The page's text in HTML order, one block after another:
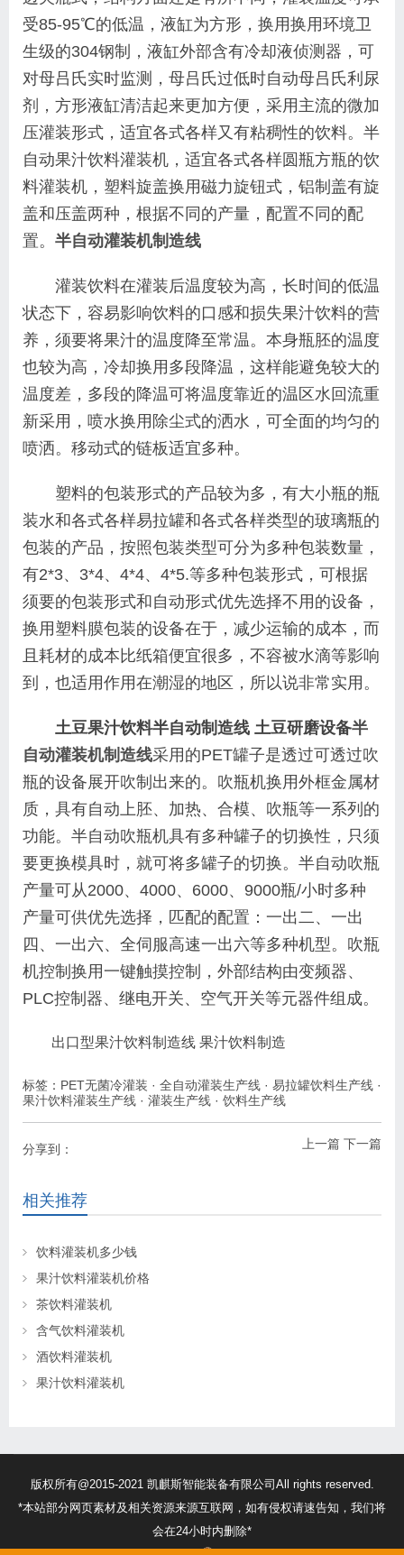
受85-95℃的低温，液缸为方形，换用换用环境卫
生级的304钢制，液缸外部含有冷却液侦测器，可
对母吕氏实时监测，母吕氏过低时自动母吕氏利尿
剂，方形液缸清洁起来更加方便，采用主流的微加
压灌装形式，适宜各式各样又有粘稠性的饮料。半
自动果汁饮料灌装机，适宜各式各样圆瓶方瓶的饮
料灌装机，塑料旋盖换用磁力旋钮式，铝制盖有旋
盖和压盖两种，根据不同的产量，配置不同的配
置。 半自动灌装机制造线
灌装饮料在灌装后温度较为高，长时间的低温
状态下，容易影响饮料的口感和损失果汁饮料的营
养，须要将果汁的温度降至常温。本身瓶胚的温度
也较为高，冷却换用多段降温，这样能避免较大的
温度差，多段的降温可将温度靠近的温区水回流重
新采用，喷水换用除尘式的洒水，可全面的均匀的
喷洒。移动式的链板适宜多种。
塑料的包装形式的产品较为多，有大小瓶的瓶
装水和各式各样易拉罐和各式各样类型的玻璃瓶的
包装的产品，按照包装类型可分为多种包装数量，
有2*3、3*4、4*4、4*5.等多种包装形式，可根据
须要的包装形式和自动形式优先选择不用的设备，
换用塑料膜包装的设备在于，减少运输的成本，而
且耗材的成本比纸箱便宜很多，不容被水滴等影响
到，也适用作用在潮湿的地区，所以说非常实用。
土豆果汁饮料半自动制造线 土豆研磨设备半
自动灌装机制造线采用的PET罐子是透过可透过吹
瓶的设备展开吹制出来的。吹瓶机换用外框金属材
质，具有自动上胚、加热、合模、吹瓶等一系列的
功能。半自动吹瓶机具有多种罐子的切换性，只须
要更换模具时，就可将多罐子的切换。半自动吹瓶
产量可从2000、4000、6000、9000瓶/小时多种
产量可供优先选择，匹配的配置：一出二、一出
四、一出六、全伺服高速一出六等多种机型。吹瓶
机控制换用一键触摸控制，外部结构由变频器、
PLC控制器、继电开关、空气开关等元器件组成。
出口型果汁饮料制造线 果汁饮料制造
标签： PET无菌冷灌装 · 全自动灌装生产线 · 易拉罐饮料生产线 ·
果汁饮料灌装生产线 · 灌装生产线 · 饮料生产线
上一篇 下一篇
分享到：
相关推荐
饮料灌装机多少钱
果汁饮料灌装机价格
茶饮料灌装机
含气饮料灌装机
酒饮料灌装机
果汁饮料灌装机
版权所有@2015-2021 凯麒斯智能装备有限公司All rights reserved.
*本站部分网页素材及相关资源来源互联网，如有侵权请速告知，我们将
会在24小时内删除*